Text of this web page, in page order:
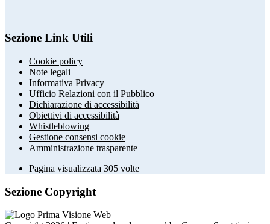
Sezione Link Utili
Cookie policy
Note legali
Informativa Privacy
Ufficio Relazioni con il Pubblico
Dichiarazione di accessibilità
Obiettivi di accessibilità
Whistleblowing
Gestione consensi cookie
Amministrazione trasparente
Pagina visualizzata 305 volte
Sezione Copyright